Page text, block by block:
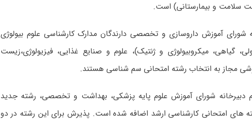
سلامت و بیمارستانی) است.
شورای آموزش داروسازی و تخصصی دارندگان مدارک کارشناسی علوم بیولوژی
گیاهی، میکروبیولوژی و ژنتیک)، علوم و صنایع غذایی، فیزیولوژی،زیست
مجاز به انتخاب رشته امتحانی سم شناسی هستند.
دبیرخانه شورای آموزش علوم پایه پزشکی، بهداشت و تخصصی، رشته جدید
های امتحانی کارشناسی ارشد اضافه شده است. پذیرش برای این رشته در دو